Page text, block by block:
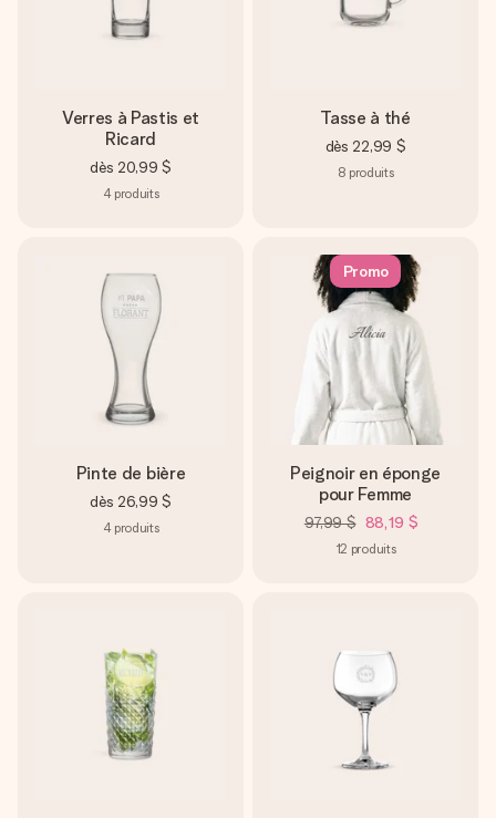
Verres à Pastis et
Ricard
dès 20,99 $
4 produits
Tasse à thé
dès 22,99 $
8 produits
Pinte de bière
dès 26,99 $
4 produits
Promo
Peignoir en éponge
pour Femme
97,99 $ 88,19 $
12 produits